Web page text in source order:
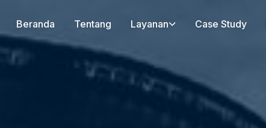
Beranda Tentang Layanan Case Study